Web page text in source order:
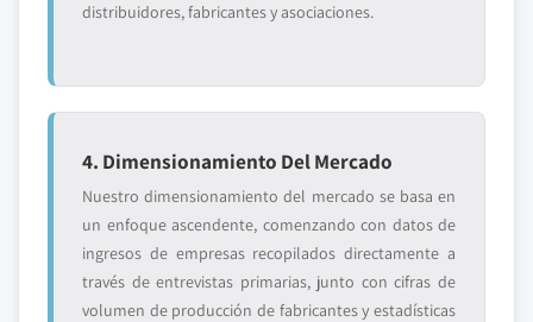
distribuidores, fabricantes y asociaciones.
4. Dimensionamiento Del Mercado
Nuestro dimensionamiento del mercado se basa en
un enfoque ascendente, comenzando con datos de
ingresos de empresas recopilados directamente a
través de entrevistas primarias, junto con cifras de
volumen de producción de fabricantes y estadísticas